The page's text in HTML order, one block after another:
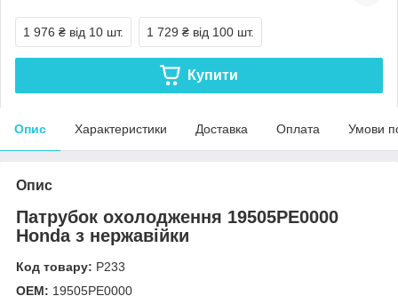
1 976 ₴ від 10 шт. 1 729 ₴ від 100 шт.
Купити
Опис Характеристики Доставка Оплата Умови
Опис
Патрубок охолодження 19505PE0000
Honda з нержавійки
Код товару: Р233
OEM: 19505PE0000